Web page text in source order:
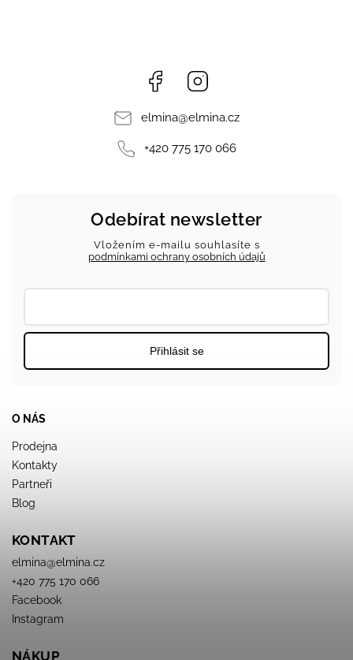
Facebook
elmina@elmina.cz
+420 775 170 066
O NÁS
Prodejna
Kontakty
Partneři
Blog
KONTAKT
elmina@elmina.cz
+420 775 170 066
Facebook
Instagram
NÁKUP
Odebírat newsletter
Vložením e-mailu souhlasíte s
podmínkami ochrany osobních údajů
Přihlásit se